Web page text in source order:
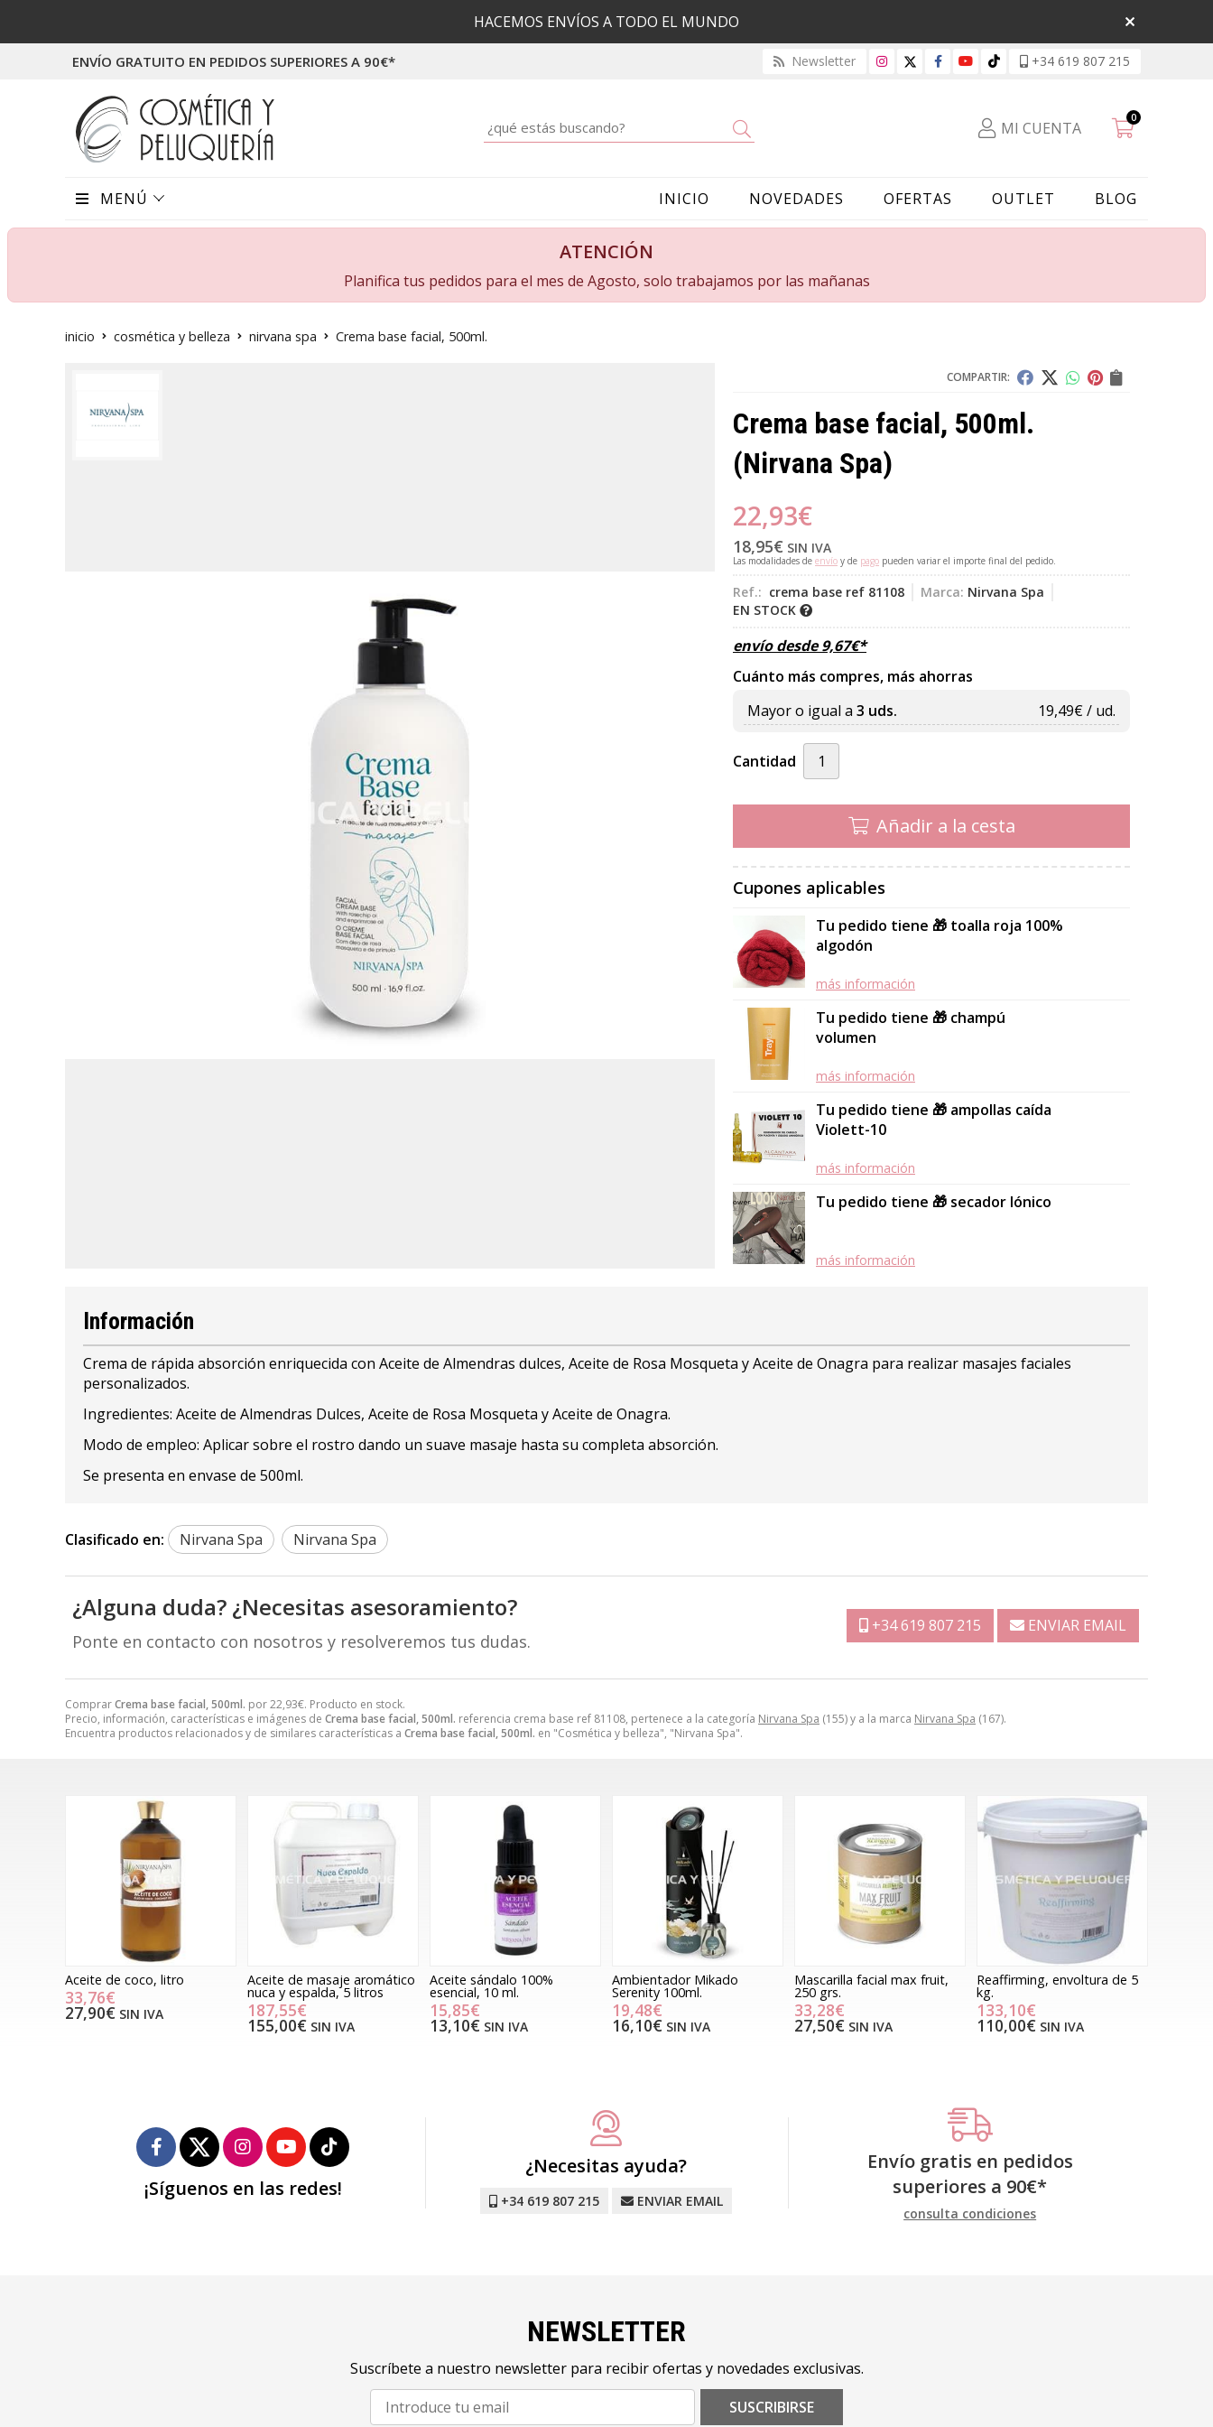
HACEMOS ENVÍOS A TODO EL MUNDO
ENVÍO GRATUITO EN PEDIDOS SUPERIORES A 90€* Newsletter +34 619 807 215
MI CUENTA
0
MENÚ INICIO NOVEDADES OFERTAS OUTLET BLOG
ATENCIÓN
Planifica tus pedidos para el mes de Agosto, solo trabajamos por las mañanas
inicio cosmética y belleza nirvana spa Crema base facial, 500ml.
COMPARTIR:
Crema base facial, 500ml.
(Nirvana Spa)
22,93€
18,95€ SIN IVA
Las modalidades de envío y de pago pueden variar el importe final del pedido.
Ref.: crema base ref 81108 Marca: Nirvana Spa
EN STOCK
envío desde9,67€*
Cuánto más compres, más ahorras
Mayor o igual a 3 uds. 19,49€ / ud.
Cantidad
Añadir a la cesta
Cupones aplicables
Tu pedido tiene 🎁 toalla roja 100%
algodón
más información
Tu pedido tiene 🎁 champú
volumen
más información
Tu pedido tiene 🎁 ampollas caída
Violett-10
más información
Tu pedido tiene 🎁 secador Iónico
más información
ComprarCrema base facial, 500ml. por22,93€. Producto en stock.
Precio, información, características e imágenes de Crema base facial, 500ml. referencia crema base ref 81108, pertenece a la categoría Nirvana Spa (155) y a la marca Nirvana Spa (167).
Encuentra productos relacionados y de similares características a Crema base facial, 500ml. en "Cosmética y belleza", "Nirvana Spa".
Información
Crema de rápida absorción enriquecida con Aceite de Almendras dulces, Aceite de Rosa Mosqueta y Aceite de Onagra para realizar masajes faciales
personalizados.
Ingredientes: Aceite de Almendras Dulces, Aceite de Rosa Mosqueta y Aceite de Onagra.
Modo de empleo: Aplicar sobre el rostro dando un suave masaje hasta su completa absorción.
Se presenta en envase de 500ml.
Clasificado en: Nirvana Spa Nirvana Spa
¿Alguna duda? ¿Necesitas asesoramiento?
Ponte en contacto con nosotros y resolveremos tus dudas.
+34 619 807 215 ENVIAR EMAIL
Aceite de coco, litro
33,76€
27,90€ SIN IVA
Aceite de masaje aromático
nuca y espalda, 5 litros
187,55€
155,00€ SIN IVA
Aceite sándalo 100%
esencial, 10 ml.
15,85€
13,10€ SIN IVA
Ambientador Mikado
Serenity 100ml.
19,48€
16,10€ SIN IVA
Mascarilla facial max fruit,
250 grs.
33,28€
27,50€ SIN IVA
Reaffirming, envoltura de 5
kg.
133,10€
110,00€ SIN IVA
¡Síguenos en las redes!
¿Necesitas ayuda?
+34 619 807 215 ENVIAR EMAIL
Envío gratis en pedidos
superiores a 90€*
consulta condiciones
NEWSLETTER
Suscríbete a nuestro newsletter para recibir ofertas y novedades exclusivas.
SUSCRIBIRSE